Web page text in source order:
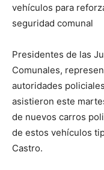
vehículos para
seguridad comunal
Presidentes de las
Comunales,
autoridades
asistieron este
de nuevos carros
de estos vehículos
Castro.